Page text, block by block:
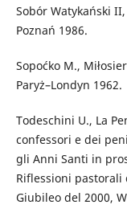
Sobór Watykański
Poznań 1986.
Sopoćko M.,
Paryż–Londyn 1962.
Todeschini U., La
confessori e dei
gli Anni Santi in
Riflessioni
Giubileo del 2000,